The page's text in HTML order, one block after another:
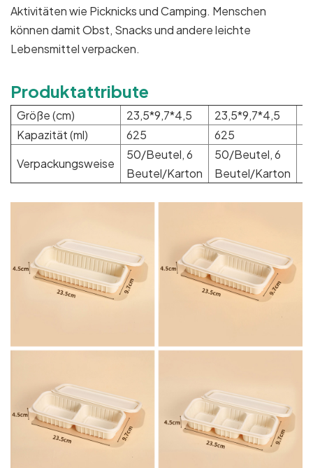
Aktivitäten wie Picknicks und Camping. Menschen
können damit Obst, Snacks und andere leichte
Lebensmittel verpacken.
Produktattribute
Größe (cm) 23,5*9,7*4,5 23,5*9,7*4,5
Kapazität (ml)
625 625
Verpackungsweise
50/Beutel, 6
Beutel/Karton
50/Beutel, 6
Beutel/Karton